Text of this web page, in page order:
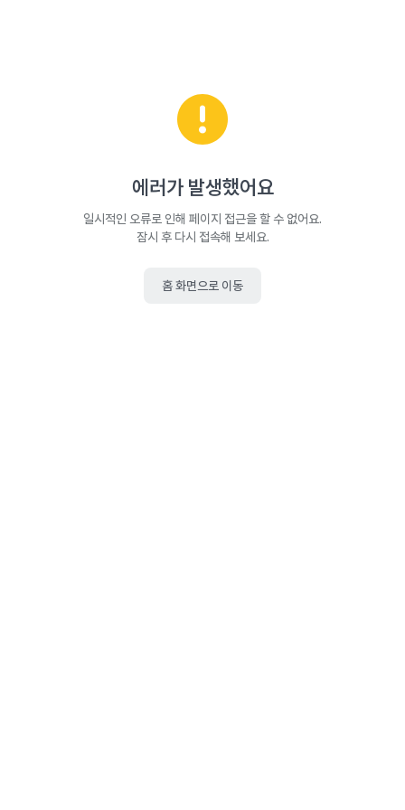
에러가 발생했어요
일시적인 오류로 인해 페이지 접근을 할 수 없어요.
잠시 후 다시 접속해 보세요.
홈 화면으로 이동